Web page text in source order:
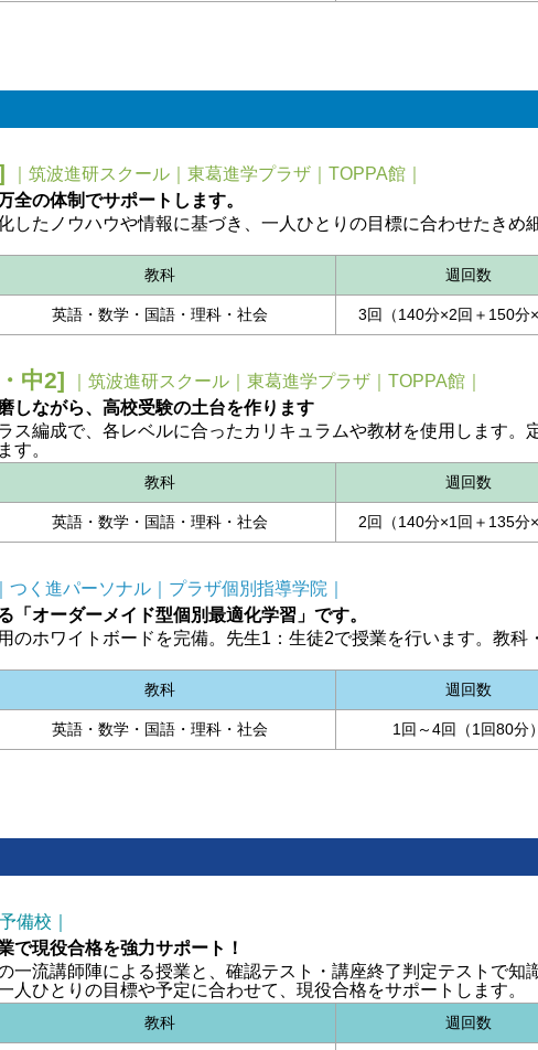
｜筑波進研スクール｜東葛進学プラザ｜TOPPA館｜
全の体制でサポートします。
したノウハウや情報に基づき、一人ひとりの目標に合わせたき
教科 週回数
英語・数学・国語・理科・社会 3回（140分×2回＋150分
中2]
｜筑波進研スクール｜東葛進学プラザ｜TOPPA館｜
しながら、高校受験の土台を作ります
ス編成で、各レベルに合ったカリキュラムや教材を使用します
す。
教科 週回数
英語・数学・国語・理科・社会 2回（140分×1回＋135分
｜つく進パーソナル｜プラザ個別指導学院｜
「オーダーメイド型個別最適化学習」です。
のホワイトボードを完備。先生1：生徒2で授業を行います。教
教科 週回数
英語・数学・国語・理科・社会 1回～4回（1回80分）
備校｜
で現役合格を強力サポート！
一流講師陣による授業と、確認テスト・講座終了判定テストで
人ひとりの目標や予定に合わせて、現役合格をサポートします。
教科 週回数